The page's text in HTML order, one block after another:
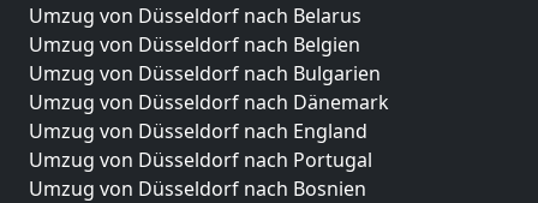
Umzug von Düsseldorf nach Belarus
Umzug von Düsseldorf nach Belgien
Umzug von Düsseldorf nach Bulgarien
Umzug von Düsseldorf nach Dänemark
Umzug von Düsseldorf nach England
Umzug von Düsseldorf nach Portugal
Umzug von Düsseldorf nach Bosnien